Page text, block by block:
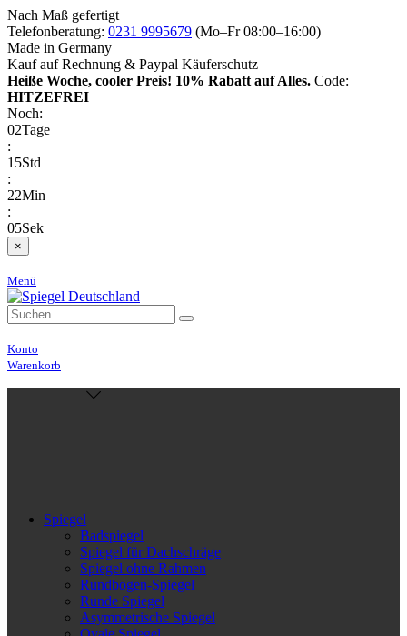
Nach Maß gefertigt
Telefonberatung: 0231 9995679 (Mo–Fr 08:00–16:00)
Made in Germany
Kauf auf Rechnung & Paypal Käuferschutz
Heiße Woche, cooler Preis! 10% Rabatt auf Alles. Code:
HITZEFREI
Noch:
02Tage
:
15Std
:
22Min
:
05Sek
×
Menü
Konto
Warenkorb
Spiegel
Badspiegel
Spiegel für Dachschräge
Spiegel ohne Rahmen
Rundbogen-Spiegel
Runde Spiegel
Asymmetrische Spiegel